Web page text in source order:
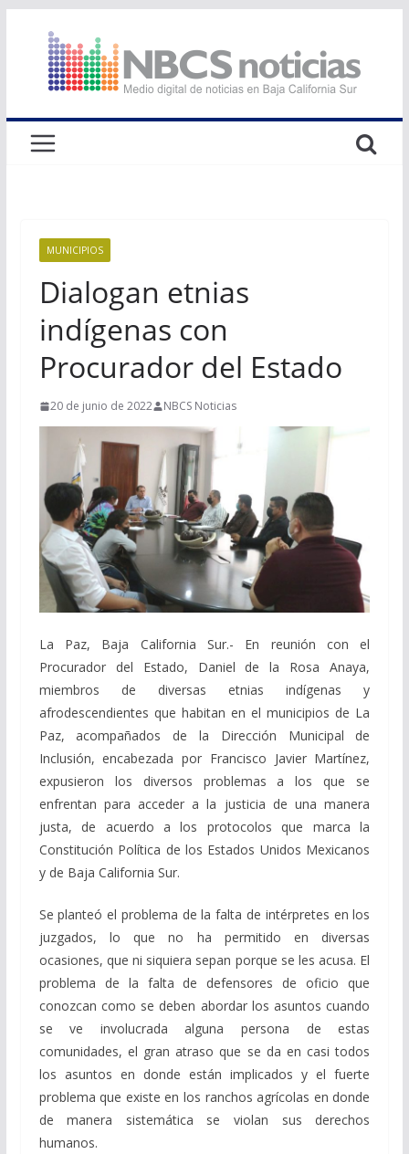
contenido
MUNICIPIOS
Dialogan etnias
indígenas con
Procurador del Estado
20 de junio de 2022 NBCS Noticias
La Paz, Baja California Sur.- En reunión con el
Procurador del Estado, Daniel de la Rosa Anaya,
miembros de diversas etnias indígenas y
afrodescendientes que habitan en el municipios de La
Paz, acompañados de la Dirección Municipal de
Inclusión, encabezada por Francisco Javier Martínez,
expusieron los diversos problemas a los que se
enfrentan para acceder a la justicia de una manera
justa, de acuerdo a los protocolos que marca la
Constitución Política de los Estados Unidos Mexicanos
y de Baja California Sur.
Se planteó el problema de la falta de intérpretes en los
juzgados, lo que no ha permitido en diversas
ocasiones, que ni siquiera sepan porque se les acusa. El
problema de la falta de defensores de oficio que
conozcan como se deben abordar los asuntos cuando
se ve involucrada alguna persona de estas
comunidades, el gran atraso que se da en casi todos
los asuntos en donde están implicados y el fuerte
problema que existe en los ranchos agrícolas en donde
de manera sistemática se violan sus derechos
humanos.